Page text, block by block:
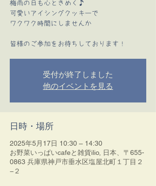
梅雨の日も心ときめく♪
可愛いアイシングクッキーで
ワクワク時間にしませんか♡
皆様のご参加をお待ちしております！
受付が終了しました
他のイベントを見る
日時・場所
2025年5月17日 10:30 – 14:30
お野菜いっぱいcafeと雑貨ilio, 日本、〒655-
0863 兵庫県神戸市垂水区塩屋北町１丁目２
−２